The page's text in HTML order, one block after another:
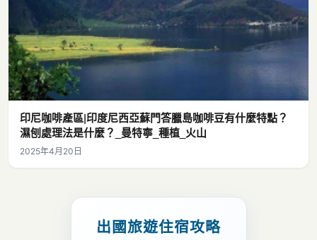
印尼咖啡產區|印度尼西亞蘇門答臘島咖啡豆有什麼特點？
濕刨處理法是什麼？_曼特寧_種植_火山
2025年4月20日
出國旅遊住宿攻略